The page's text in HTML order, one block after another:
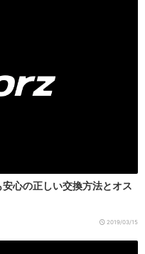
心の正しい交換方法とオス
2019/03/15